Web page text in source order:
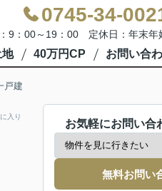
0745-34-
9：00～19：00 定休日：年末年
40万円CP お問い合
戸建
入り
お気軽にお問い合
無料お問い